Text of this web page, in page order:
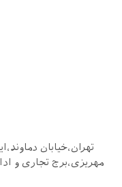
تهران،خیابان
مهریزی،برج تجاری و اداری دماوند